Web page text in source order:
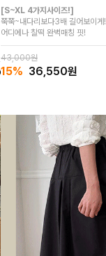
[S~XL 4가지사이즈!]
쭉쭉~내다리보다3배 길어보이게!
어디에나 찰떡 완벽매칭 핏!
43,000원
15% 36,550원